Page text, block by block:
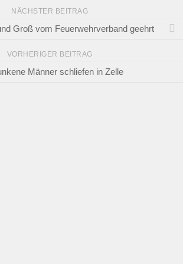
NÄCHSTER BEITRAG
Groß vom Feuerwehrverband geehrt
VORHERIGER BEITRAG
Männer schliefen in Zelle